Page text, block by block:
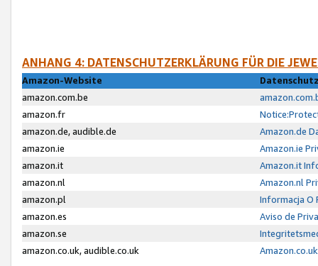
ANHANG 4: DATENSCHUTZERKLÄRUNG FÜR DIE
Amazon-Website
amazon.com.be
amazon.fr
amazon.de, audible.de
Amazon.de
amazon.ie
Amazon.ie
amazon.it
Amazon.it
amazon.nl
Amazon.nl
amazon.pl
Informacja O
amazon.es
Aviso de
amazon.se
amazon.co.uk, audible.co.uk